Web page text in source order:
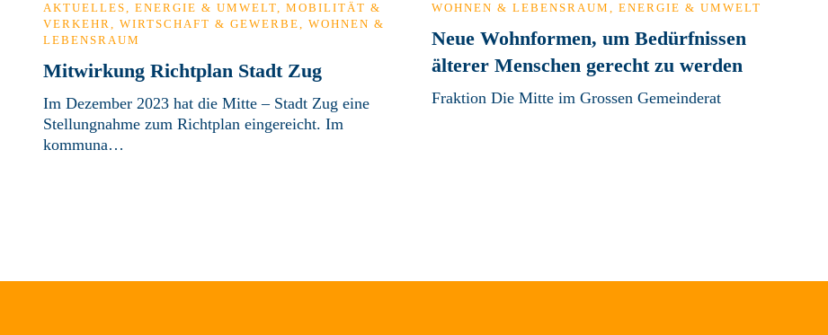
AKTUELLES,ENERGIE & UMWELT,MOBILITÄT &
VERKEHR,WIRTSCHAFT & GEWERBE,WOHNEN &
LEBENSRAUM
Mitwirkung Richtplan Stadt Zug
Im Dezember 2023 hat die Mitte – Stadt Zug eine
Stellungnahme zum Richtplan eingereicht. Im
kommuna…
WOHNEN & LEBENSRAUM , ENERGIE & UMWELT
Neue Wohnformen, um Bedürfnissen
älterer Menschen gerecht zu werden
Fraktion Die Mitte im Grossen Gemeinderat